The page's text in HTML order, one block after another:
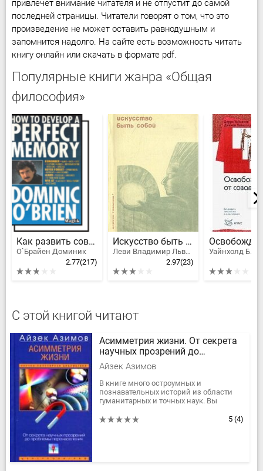
привлечет внимание читателя и не отпустит до самой
последней страницы. Читатели говорят о том, что это
произведение не может оставить равнодушным и
запомнится надолго. На сайте есть возможность читать
книгу онлайн или скачать в формате pdf.
Популярные книги жанра «Общая
философия»
Как развить совершенную память
О`Брайен Доминик
2.77(217)
Искусство быть собой
Леви Владимир Львович
2.97(23)
С этой книгой читают
Асимметрия жизни. От секрета
научных прозрений до
проблемы перенаселения
Айзек Азимов
В книге много остроумных и
познавательных историй из области
гуманитарных и точных наук. Вы
изысканиями ученого и писателя в
5 (4)